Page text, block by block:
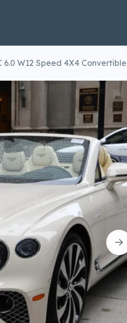
6.0 W12 Speed 4X4 Convertible